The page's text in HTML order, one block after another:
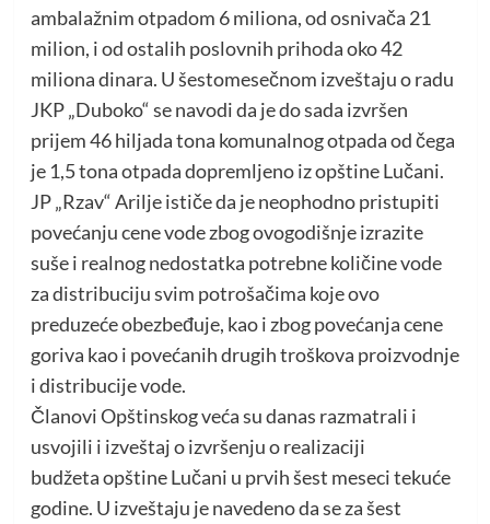
ambalažnim otpadom 6 miliona, od osnivača 21
milion, i od ostalih poslovnih prihoda oko 42
miliona dinara. U šestomesečnom izveštaju o radu
JKP „Duboko“ se navodi da je do sada izvršen
prijem 46 hiljada tona komunalnog otpada od čega
je 1,5 tona otpada dopremljeno iz opštine Lučani.
JP „Rzav“ Arilje ističe da je neophodno pristupiti
povećanju cene vode zbog ovogodišnje izrazite
suše i realnog nedostatka potrebne količine vode
za distribuciju svim potrošačima koje ovo
preduzeće obezbeđuje, kao i zbog povećanja cene
goriva kao i povećanih drugih troškova proizvodnje
i distribucije vode.
Članovi Opštinskog veća su danas razmatrali i
usvojili i izveštaj o izvršenju o realizaciji
budžeta opštine Lučani u prvih šest meseci tekuće
godine. U izveštaju je navedeno da se za šest